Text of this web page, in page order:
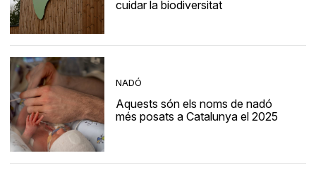
cuidar la biodiversitat
NADÓ
Aquests són els noms de nadó
més posats a Catalunya el 2025